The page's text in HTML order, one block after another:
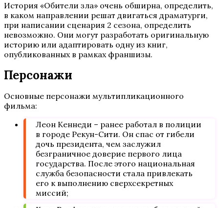
История «Обители зла» очень обширна, определить,
в каком направлении решат двигаться драматурги,
при написании сценария 2 сезона, определить
невозможно. Они могут разработать оригинальную
историю или адаптировать одну из книг,
опубликованных в рамках франшизы.
Персонажи
Основные персонажи мультипликационного
фильма:
Леон Кеннеди – ранее работал в полиции
в городе Рекун-Сити. Он спас от гибели
дочь президента, чем заслужил
безграничное доверие первого лица
государства. После этого национальная
служба безопасности стала привлекать
его к выполнению сверхсекретных
миссий;